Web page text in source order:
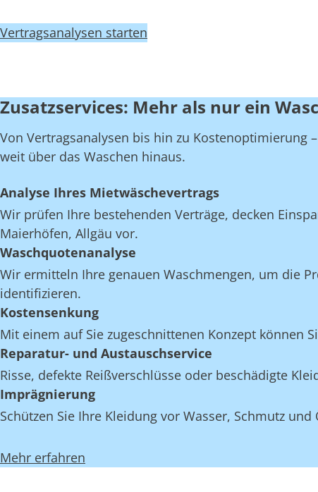
Vertragsanalysen starten
Zusatzservices: Mehr als nur ein
Von Vertragsanalysen bis hin zu Kostenoptimierung
weit über das Waschen hinaus.
Analyse Ihres Mietwäschevertrags
Wir prüfen Ihre bestehenden Verträge, decken
Maierhöfen, Allgäu vor.
Waschquotenanalyse
Wir ermitteln Ihre genauen Waschmengen, um die
identifizieren.
Kostensenkung
Mit einem auf Sie zugeschnittenen Konzept können
Reparatur- und Austauschservice
Risse, defekte Reißverschlüsse oder beschädigte
Imprägnierung
Schützen Sie Ihre Kleidung vor Wasser, Schmutz
Mehr erfahren